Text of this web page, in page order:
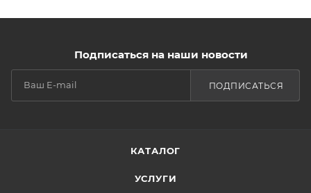
Подписаться на наши новости
ПОДПИСАТЬСЯ
КАТАЛОГ
УСЛУГИ